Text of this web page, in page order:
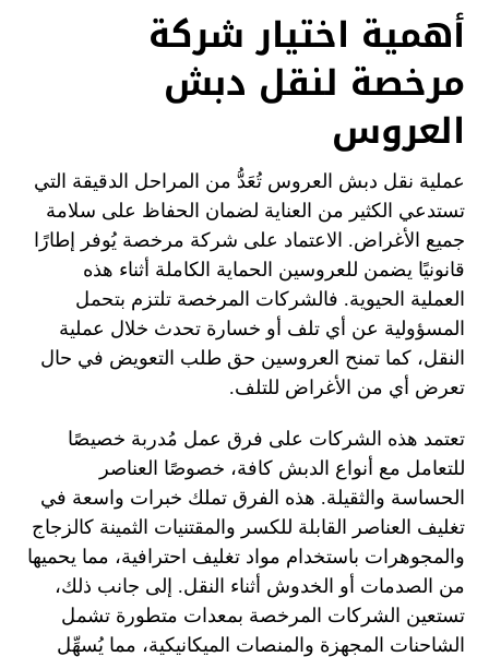
أهمية اختيار شركة
مرخصة لنقل دبش
العروس
عملية نقل دبش العروس تُعَدُّ من المراحل الدقيقة التي
تستدعي الكثير من العناية لضمان الحفاظ على سلامة
جميع الأغراض. الاعتماد على شركة مرخصة يُوفر إطارًا
قانونيًا يضمن للعروسين الحماية الكاملة أثناء هذه
العملية الحيوية. فالشركات المرخصة تلتزم بتحمل
المسؤولية عن أي تلف أو خسارة تحدث خلال عملية
النقل، كما تمنح العروسين حق طلب التعويض في حال
تعرض أي من الأغراض للتلف.
تعتمد هذه الشركات على فرق عمل مُدربة خصيصًا
للتعامل مع أنواع الدبش كافة، خصوصًا العناصر
الحساسة والثقيلة. هذه الفرق تملك خبرات واسعة في
تغليف العناصر القابلة للكسر والمقتنيات الثمينة كالزجاج
والمجوهرات باستخدام مواد تغليف احترافية، مما يحميها
من الصدمات أو الخدوش أثناء النقل. إلى جانب ذلك،
تستعين الشركات المرخصة بمعدات متطورة تشمل
الشاحنات المجهزة والمنصات الميكانيكية، مما يُسهِّل